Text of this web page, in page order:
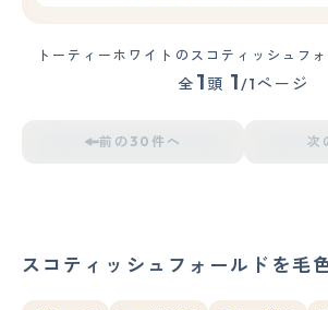
トーティーホワイトのスコティッシュフ
全 1 頭 1/1ページ
前の30件へ 次
スコティッシュフォールドを毛